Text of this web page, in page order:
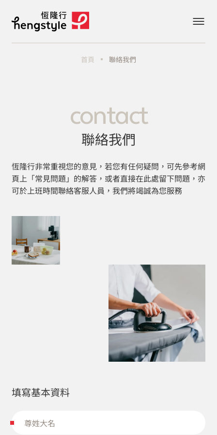
首頁 聯絡我們
contact
聯絡我們
恆隆行非常重視您的意見，若您有任何疑問，可先參考網
頁上「常見問題」的解答，或者直接在此處留下問題，亦
可於上班時間聯絡客服人員，我們將竭誠為您服務
填寫基本資料